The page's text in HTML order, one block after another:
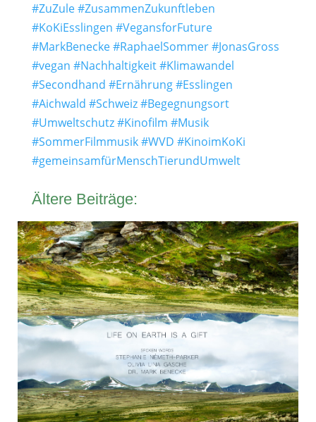
#ZuZule#ZusammenZukunftleben
#KoKiEsslingen #VegansforFuture
#MarkBenecke#RaphaelSommer#JonasGross
#vegan #Nachhaltigkeit#Klimawandel
#Secondhand #Ernährung#Esslingen
#Aichwald #Schweiz#Begegnungsort
#Umweltschutz#Kinofilm #Musik
#SommerFilmmusik#WVD #KinoimKoKi
#gemeinsamfürMenschTierundUmwelt
Ältere Beiträge: